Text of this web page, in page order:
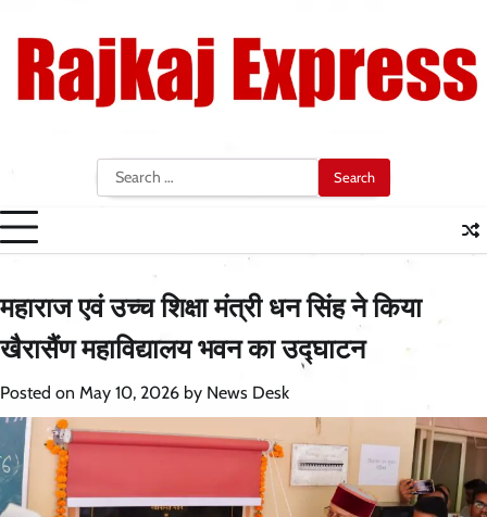
content
Search
for:
महाराज एवं उच्च शिक्षा मंत्री धन सिंह ने किया
खैरासैंण महाविद्यालय भवन का उद्घाटन
Posted on May 10, 2026 by News Desk